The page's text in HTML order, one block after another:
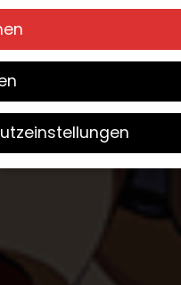
Cookies
zu freiwilligen
Erziehungsberechtigten um